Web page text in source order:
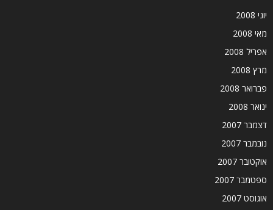
יוני 2008
מאי 2008
אפריל 2008
מרץ 2008
פברואר 2008
ינואר 2008
דצמבר 2007
נובמבר 2007
אוקטובר 2007
ספטמבר 2007
אוגוסט 2007